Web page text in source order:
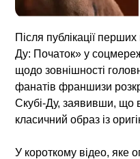
Після публікації
Ду: Початок» у
щодо зовнішності
фанатів франшизи
Скубі-Ду, заявивши, що
класичний образ із
У короткому відео, яке